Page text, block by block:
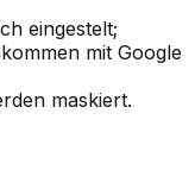
eingestelt;
mit Google
maskiert.